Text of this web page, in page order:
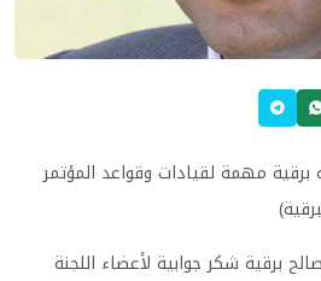
مهمة لقيادات وقواعد المؤتمر
برقية شكر جوابية لأعضاء اللجنة